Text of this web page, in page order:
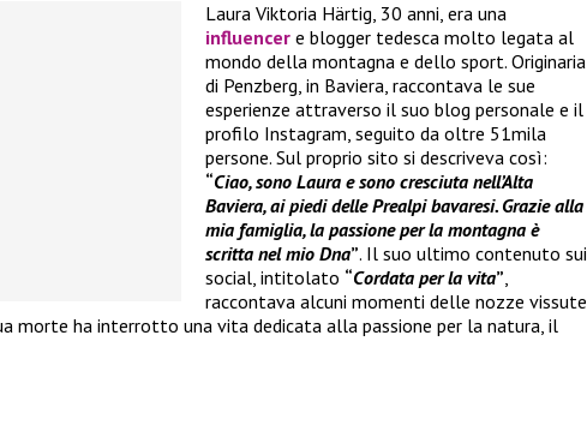
Laura Viktoria Härtig, 30 anni, era una
influencer e blogger tedesca molto legata al
mondo della montagna e dello sport. Originaria
di Penzberg, in Baviera, raccontava le sue
esperienze attraverso il suo blog personale e il
profilo Instagram, seguito da oltre 51mila
persone. Sul proprio sito si descriveva così:
“Ciao, sono Laura e sono cresciuta nell’Alta
Baviera, ai piedi delle Prealpi bavaresi. Grazie alla
mia famiglia, la passione per la montagna è
scritta nel mio Dna”. Il suo ultimo contenuto sui
social, intitolato “Cordata per la vita”,
raccontava alcuni momenti delle nozze vissute
morte ha interrotto una vita dedicata alla passione per la natura, il